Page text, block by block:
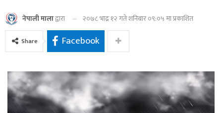
नेपाली मालाद्वारा २०७८ भाद्र १२ गते शनिबार ०९:०५ मा प्रकाशित
Share Facebook